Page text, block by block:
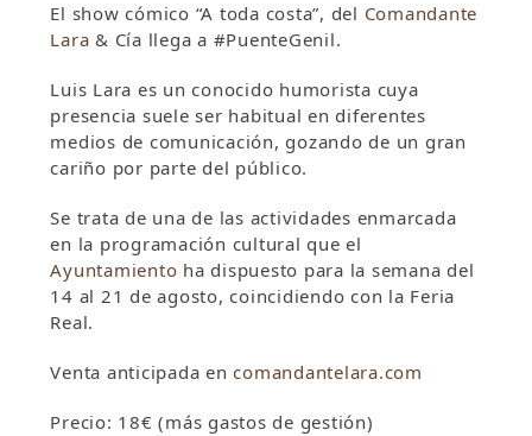
El show cómico “A toda costa”, del Comandante
Lara & Cía llega a #PuenteGenil.
Luis Lara es un conocido humorista cuya
presencia suele ser habitual en diferentes
medios de comunicación, gozando de un gran
cariño por parte del público.
Se trata de una de las actividades enmarcada
en la programación cultural que el
Ayuntamiento ha dispuesto para la semana del
14 al 21 de agosto, coincidiendo con la Feria
Real.
Venta anticipada encomandantelara.com
Precio: 18€ (más gastos de gestión)